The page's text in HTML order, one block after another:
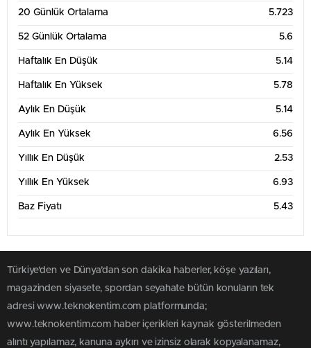
20 Günlük Ortalama 5.723
52 Günlük Ortalama 5.6
Haftalık En Düşük 5.14
Haftalık En Yüksek 5.78
Aylık En Düşük 5.14
Aylık En Yüksek 6.56
Yıllık En Düşük 2.53
Yıllık En Yüksek 6.93
Baz Fiyatı 5.43
Türkiye'den ve Dünya’dan son dakika haberler, köşe yazıları,
magazinden siyasete, spordan seyahate bütün konuların tek
adresi www.teknokentim.com platformunda;
www.teknokentim.com haber içerikleri kaynak gösterilmeden
alıntı yapılamaz, kanuna aykırı ve izinsiz olarak kopyalanamaz,